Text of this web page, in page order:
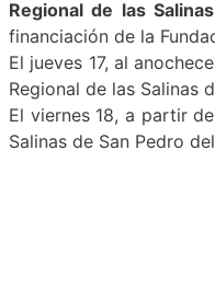
Regional de las
financiación de la
El jueves 17, al
Regional de las Salinas
El viernes 18, a partir
Salinas de San Pedro